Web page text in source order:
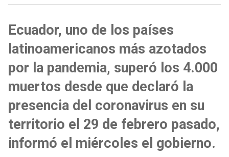
Ecuador, uno de los países
latinoamericanos más azotados
por la pandemia, superó los 4.000
muertos desde que declaró la
presencia del coronavirus en su
territorio el 29 de febrero pasado,
informó el miércoles el gobierno.